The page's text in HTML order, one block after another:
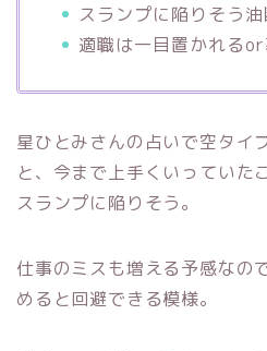
スランプに陥りそう
適職は一目置かれる
星ひとみさんの占いで空タイ
と、今まで上手くいっていた
スランプに陥りそう。
仕事のミスも増える予感なの
めると回避できる模様。